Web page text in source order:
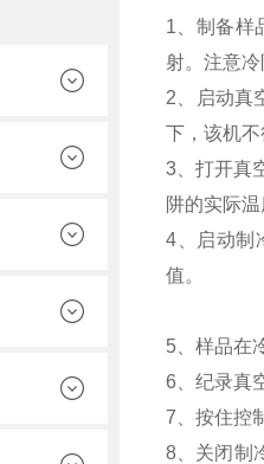
1、制备样
射。注意
2、启动真
下，该机不
3、打开真
阱的实际温
4、启动制
值。
5、样品在
6、纪录真
7、按住控
8、关闭制